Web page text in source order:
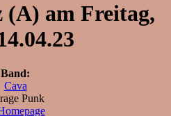
(A) am Freitag,
Band:
Cava
Punk